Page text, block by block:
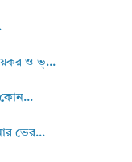
ও ভ্...
কোন...
ভের...